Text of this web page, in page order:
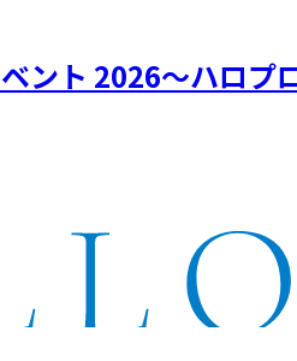
ント 2026～ハロプ